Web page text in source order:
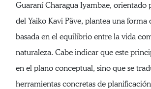
Guaraní Charagua Iyambae, orientado
del Yaiko Kavi Päve, plantea una forma
basada en el equilibrio entre la vida
naturaleza. Cabe indicar que este
en el plano conceptual, sino que se
herramientas concretas de